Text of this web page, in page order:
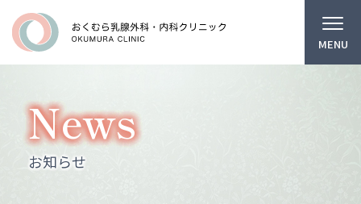
MENU
お知らせ
News